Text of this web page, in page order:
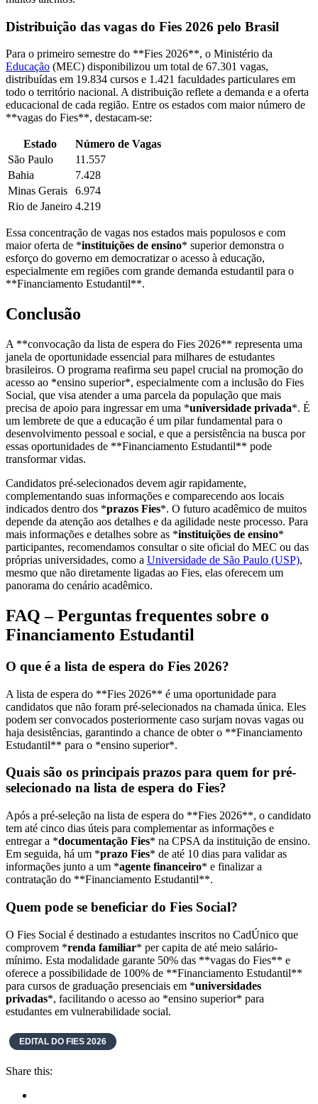
Distribuição das vagas do Fies 2026 pelo Brasil
Para o primeiro semestre do **Fies 2026**, o Ministério da
Educação (MEC) disponibilizou um total de 67.301 vagas,
distribuídas em 19.834 cursos e 1.421 faculdades particulares em
todo o território nacional. A distribuição reflete a demanda e a oferta
educacional de cada região. Entre os estados com maior número de
**vagas do Fies**, destacam-se:
Estado
Número de Vagas
São Paulo
11.557
Bahia
7.428
Minas Gerais
6.974
Rio de Janeiro 4.219
Essa concentração de vagas nos estados mais populosos e com
maior oferta de *instituições de ensino* superior demonstra o
esforço do governo em democratizar o acesso à educação,
especialmente em regiões com grande demanda estudantil para o
**Financiamento Estudantil**.
Conclusão
A **convocação da lista de espera do Fies 2026** representa uma
janela de oportunidade essencial para milhares de estudantes
brasileiros. O programa reafirma seu papel crucial na promoção do
acesso ao *ensino superior*, especialmente com a inclusão do Fies
Social, que visa atender a uma parcela da população que mais
precisa de apoio para ingressar em uma *universidade privada*. É
um lembrete de que a educação é um pilar fundamental para o
desenvolvimento pessoal e social, e que a persistência na busca por
essas oportunidades de **Financiamento Estudantil** pode
transformar vidas.
Candidatos pré-selecionados devem agir rapidamente,
complementando suas informações e comparecendo aos locais
indicados dentro dos *prazos Fies*. O futuro acadêmico de muitos
depende da atenção aos detalhes e da agilidade neste processo. Para
mais informações e detalhes sobre as *instituições de ensino*
participantes, recomendamos consultar o site oficial do MEC ou das
próprias universidades, como a Universidade de São Paulo (USP),
mesmo que não diretamente ligadas ao Fies, elas oferecem um
panorama do cenário acadêmico.
FAQ – Perguntas frequentes sobre o
Financiamento Estudantil
O que é a lista de espera do Fies 2026?
A lista de espera do **Fies 2026** é uma oportunidade para
candidatos que não foram pré-selecionados na chamada única. Eles
podem ser convocados posteriormente caso surjam novas vagas ou
haja desistências, garantindo a chance de obter o **Financiamento
Estudantil** para o *ensino superior*.
Quais são os principais prazos para quem for pré-
selecionado na lista de espera do Fies?
Após a pré-seleção na lista de espera do **Fies 2026**, o candidato
tem até cinco dias úteis para complementar as informações e
entregar a *documentação Fies* na CPSA da instituição de ensino.
Em seguida, há um *prazo Fies* de até 10 dias para validar as
informações junto a um *agente financeiro* e finalizar a
contratação do **Financiamento Estudantil**.
Quem pode se beneficiar do Fies Social?
O Fies Social é destinado a estudantes inscritos no CadÚnico que
comprovem *renda familiar* per capita de até meio salário-
mínimo. Esta modalidade garante 50% das **vagas do Fies** e
oferece a possibilidade de 100% de **Financiamento Estudantil**
para cursos de graduação presenciais em *universidades
privadas*, facilitando o acesso ao *ensino superior* para
estudantes em vulnerabilidade social.
EDITAL DO FIES 2026
Share this: